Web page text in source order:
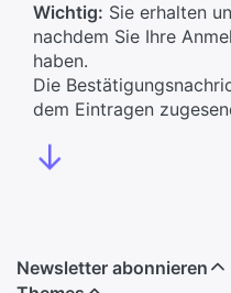
Wichtig: Sie erhalten
nachdem Sie Ihre
haben.
Die
dem Eintragen
↓
Newsletter abonnieren